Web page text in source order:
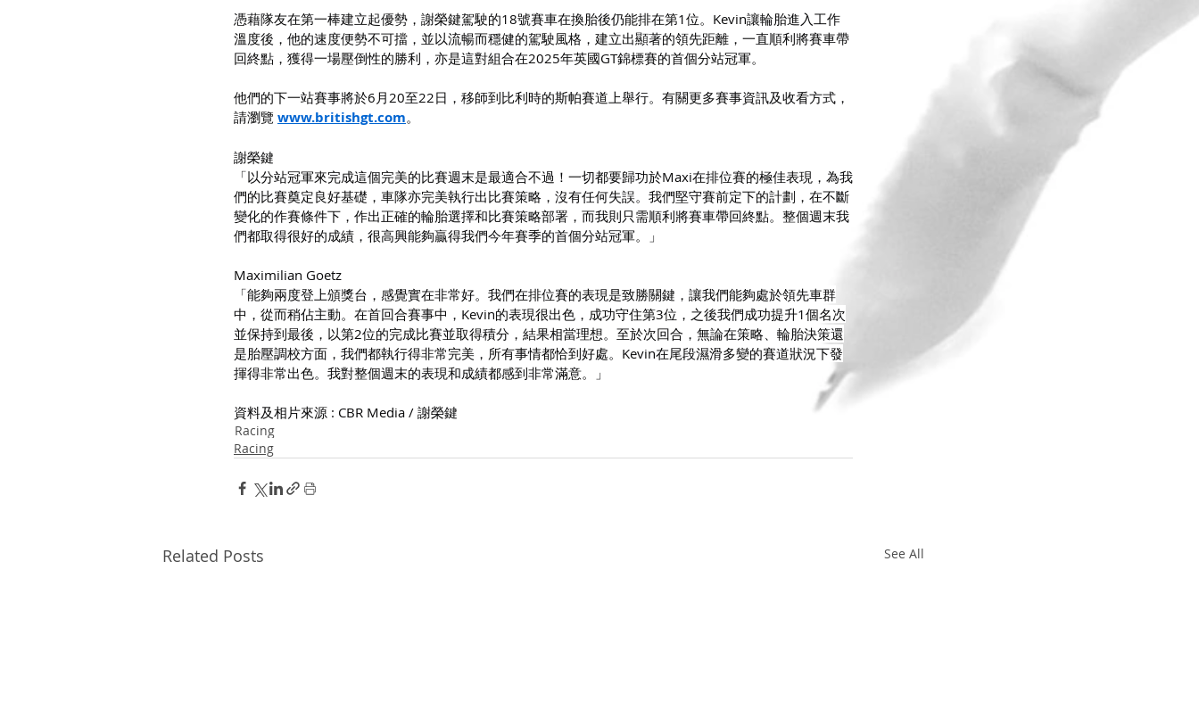
憑藉隊友在第一棒建立起優勢，謝榮鍵駕駛的18號賽車在換胎後仍能排在第1位。Kevin讓輪胎進入工作
溫度後，他的速度便勢不可擋，並以流暢而穩健的駕駛風格，建立出顯著的領先距離，一直順利將賽車帶
回終點，獲得一場壓倒性的勝利，亦是這對組合在2025年英國GT錦標賽的首個分站冠軍。
他們的下一站賽事將於6月20至22日，移師到比利時的斯帕賽道上舉行。有關更多賽事資訊及收看方式，
請瀏覽 www.britishgt.com。
謝榮鍵
「以分站冠軍來完成這個完美的比賽週末是最適合不過！一切都要歸功於Maxi在排位賽的極佳表現，為我
們的比賽奠定良好基礎，車隊亦完美執行出比賽策略，沒有任何失誤。我們堅守賽前定下的計劃，在不斷
變化的作賽條件下，作出正確的輪胎選擇和比賽策略部署，而我則只需順利將賽車帶回終點。整個週末我
們都取得很好的成績，很高興能夠贏得我們今年賽季的首個分站冠軍。」
Maximilian Goetz
「能夠兩度登上頒獎台，感覺實在非常好。我們在排位賽的表現是致勝關鍵，讓我們能夠處於領先車群
中，從而稍佔主動。在首回合賽事中，Kevin的表現很出色，成功守住第3位，之後我們成功提升1個名次
並保持到最後，以第2位的完成比賽並取得積分，結果相當理想。至於次回合，無論在策略、輪胎決策還
是胎壓調校方面，我們都執行得非常完美，所有事情都恰到好處。Kevin在尾段濕滑多變的賽道狀況下發
揮得非常出色。我對整個週末的表現和成績都感到非常滿意。」
資料及相片來源 : CBR Media / 謝榮鍵
Racing
Racing
Related Posts See All